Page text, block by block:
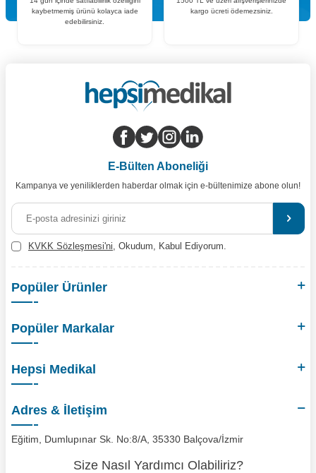
kaybetmemiş ürünü kolayca iade
edebilirsiniz.
kargo ücreti ödemezsiniz.
E-Bülten Aboneliği
Kampanya ve yeniliklerden haberdar olmak için e-bültenimize abone olun!
KVKK Sözleşmesi'ni , Okudum, Kabul Ediyorum.
Popüler Ürünler
Popüler Markalar
Hepsi Medikal
Adres & İletişim
Eğitim, Dumlupınar Sk. No:8/A, 35330 Balçova/İzmir
Size Nasıl Yardımcı Olabiliriz?